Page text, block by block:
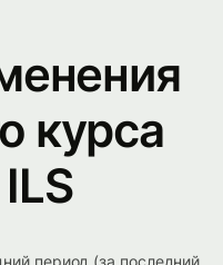
курса
период (за последний